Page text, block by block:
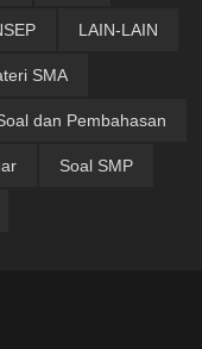
LAIN-LAIN
SMA
dan Pembahasan
Soal SMP